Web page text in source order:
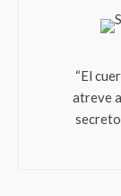
“El
atreve